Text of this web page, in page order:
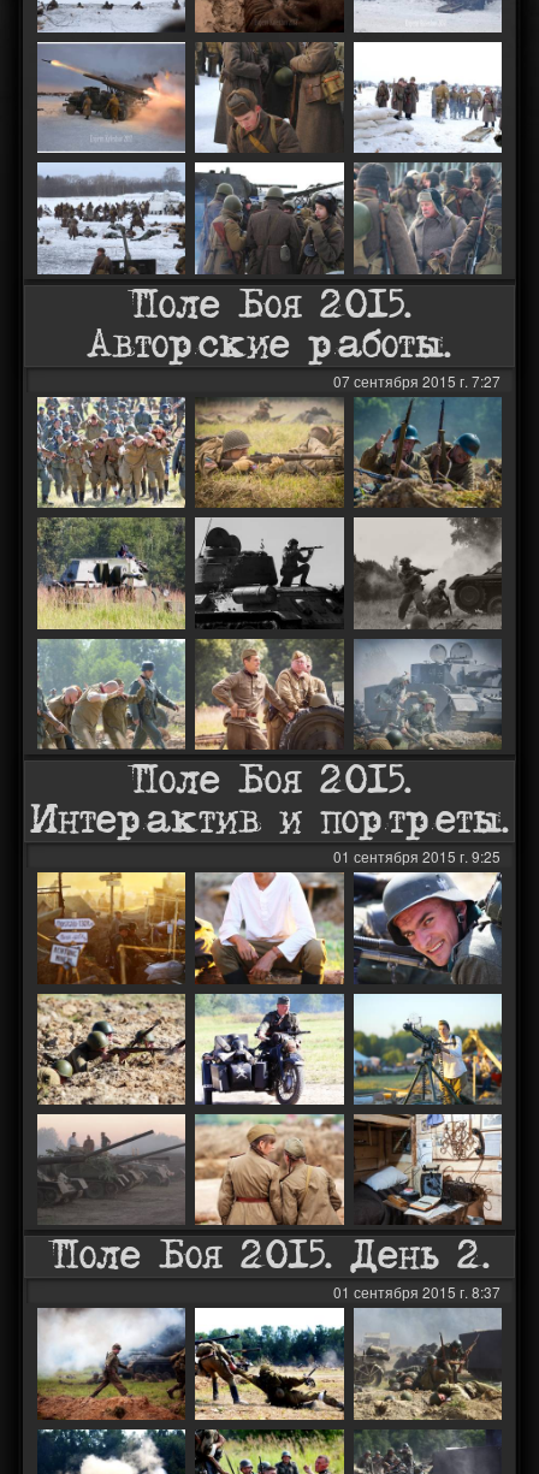
Поле Боя 2015.
Авторские работы.
07 сентября 2015 г. 7:27
Поле Боя 2015.
Интерактив и портреты.
01 сентября 2015 г. 9:25
Поле Боя 2015. День 2.
01 сентября 2015 г. 8:37